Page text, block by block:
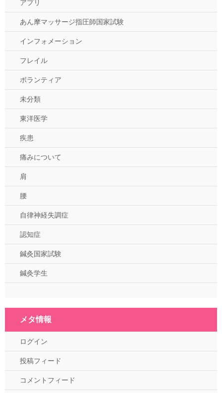
アプリ
あん摩マッサージ指圧師国家試験
インフォメーション
フレイル
ボランティア
未分類
東洋医学
疾患
痛みについて
肩
腰
自律神経失調症
認知症
鍼灸国家試験
鍼灸学生
メタ情報
ログイン
投稿フィード
コメントフィード